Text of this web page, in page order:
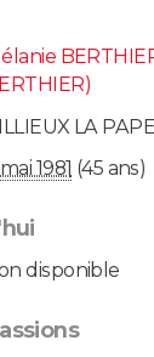
LA PAPE
1981 (45 ans)
disponible